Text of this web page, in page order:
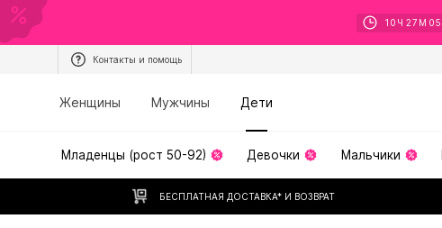
10 Ч 27 М 03
Контакты и помощь
Женщины Мужчины Дети
Младенцы (рост 50-92) Девочки Мальчики
БЕСПЛАТНАЯ ДОСТАВКА* И ВОЗВРАТ